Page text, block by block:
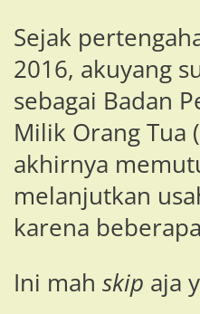
Sejak
2016, akuyang
sebagai Badan
Milik Orang Tua
akhirnya
melanjutkan
karena
Ini mah skip aja